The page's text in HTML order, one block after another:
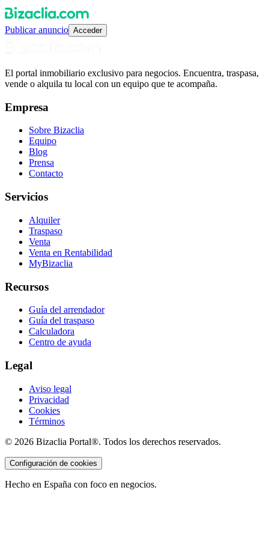
Publicar anuncio Acceder
El portal inmobiliario exclusivo para negocios. Encuentra, traspasa,
vende o alquila tu local con un equipo que te acompaña.
Empresa
Sobre Bizaclia
Equipo
Blog
Prensa
Contacto
Servicios
Alquiler
Traspaso
Venta
Venta en Rentabilidad
MyBizaclia
Recursos
Guía del arrendador
Guía del traspaso
Calculadora
Centro de ayuda
Legal
Aviso legal
Privacidad
Cookies
Términos
© 2026 Bizaclia Portal®. Todos los derechos reservados.
Configuración de cookies
Hecho en España con foco en negocios.